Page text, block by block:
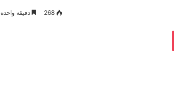
268 دقيقة واحدة
بوكيت